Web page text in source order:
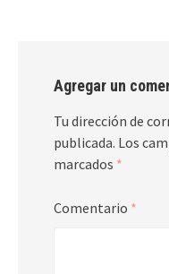
Agregar un
Tu dirección de
publicada. Los
marcados *
Comentario *